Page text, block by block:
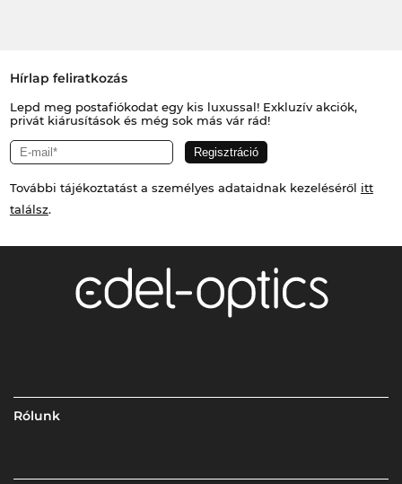
Hírlap feliratkozás
Lepd meg postafiókodat egy kis luxussal! Exkluzív akciók,
privát kiárusítások és még sok más vár rád!
További tájékoztatást a személyes adataidnak kezeléséről itt
találsz.
Rólunk